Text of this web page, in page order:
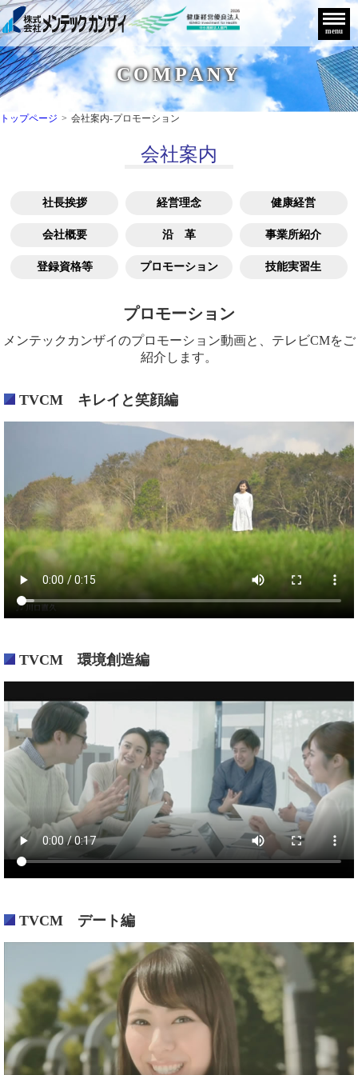
menu
COMPANY
トップページ > 会社案内-プロモーション
会社案内
社長挨拶 経営理念 健康経営
会社概要 沿 革 事業所紹介
登録資格等 プロモーション 技能実習生
プロモーション
メンテックカンザイのプロモーション動画と、テレビCMをご
紹介します。
TVCM キレイと笑顔編
TVCM 環境創造編
TVCM デート編